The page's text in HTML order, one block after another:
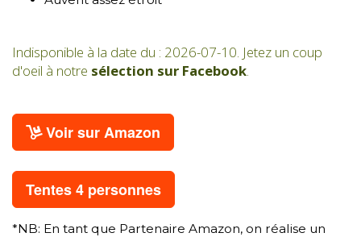
Indisponible à la date du : 2026-07-10. Jetez un coup
d'oeil à notre sélection sur Facebook
Voir sur Amazon
Tentes 4 personnes
*NB: En tant que Partenaire Amazon, on réalise un